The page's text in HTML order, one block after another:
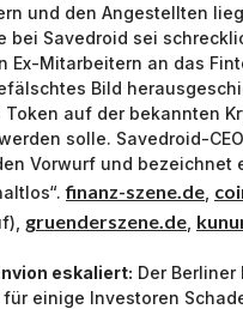
und den Angestellten
bei Savedroid sei
Ex-Mitarbeitern an das
Bild
Token auf der bekannten
solle. Savedroid-
Vorwurf und bezeichnet
finanz-szene.de
gruenderszene.de
eskaliert: Der
für einige Investoren